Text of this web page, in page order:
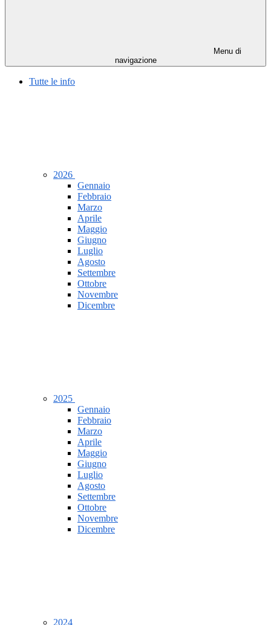
Menu di
navigazione
Tutte le info
2026
Gennaio
Febbraio
Marzo
Aprile
Maggio
Giugno
Luglio
Agosto
Settembre
Ottobre
Novembre
Dicembre
2025
Gennaio
Febbraio
Marzo
Aprile
Maggio
Giugno
Luglio
Agosto
Settembre
Ottobre
Novembre
Dicembre
2024